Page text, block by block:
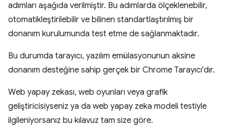
adımları aşağıda verilmiştir. Bu adımlarda ölçeklenebilir,
otomatikleştirilebilir ve bilinen standartlaştırılmış bir
donanım kurulumunda test etme de sağlanmaktadır.
Bu durumda tarayıcı, yazılım emülasyonunun aksine
donanım desteğine sahip gerçek bir Chrome Tarayıcı'dır.
Web yapay zekası, web oyunları veya grafik
geliştiricisiyseniz ya da web yapay zeka modeli testiyle
ilgileniyorsanız bu kılavuz tam size göre.